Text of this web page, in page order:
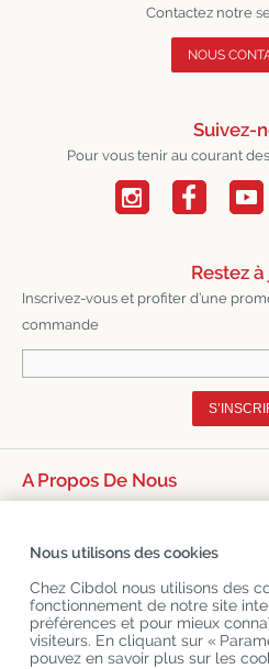
Contactez notre
NOUS
Suivez-
Pour vous tenir au courant
Restez
Inscrivez-vous et profiter d’une
commande
A Propos De Nous
Service Clients
Derniers Blogs
Nous utilisons des cookies
Chez Cibdol nous utilisons des
fonctionnement de notre site
préférences et pour mieux
visiteurs. En cliquant sur «
pouvez en savoir plus sur les
Copyright©CibdolLast